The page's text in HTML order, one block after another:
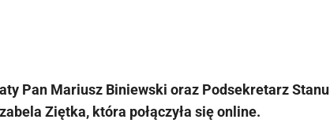
Pan Mariusz Biniewski oraz Podsekretarz Stanu
Ziętka, która połączyła się online.